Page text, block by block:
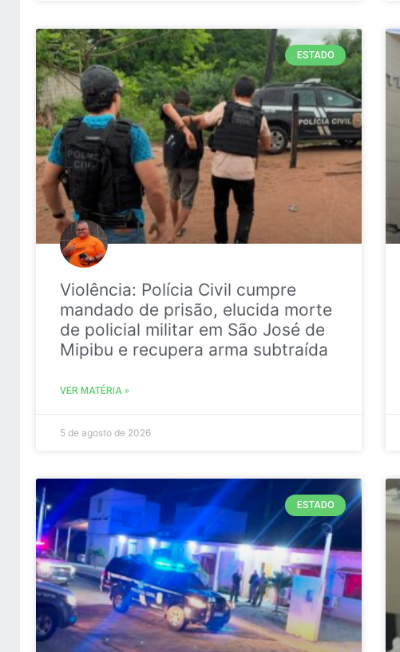
ESTADO
Violência: Polícia Civil cumpre
mandado de prisão, elucida morte
de policial militar em São José de
Mipibu e recupera arma subtraída
VER MATÉRIA »
5 de agosto de 2026
ESTADO